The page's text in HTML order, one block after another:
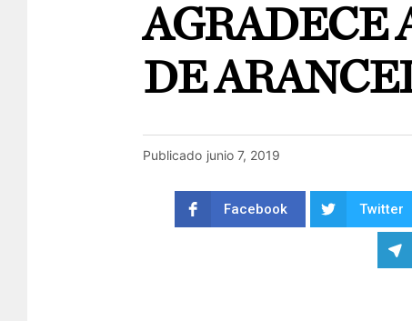
AGRADECE
DE
Publicado junio 7, 2019
Facebook Twitter